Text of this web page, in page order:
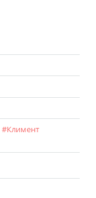
#Климент